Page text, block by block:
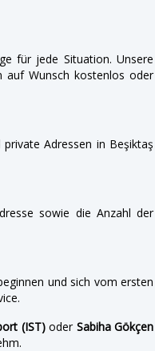
für jede Situation. Unsere
auf Wunsch kostenlos oder
Adressen in Beşiktaş
sowie die Anzahl der
und sich vom ersten
(IST)oder Sabiha Gökçen